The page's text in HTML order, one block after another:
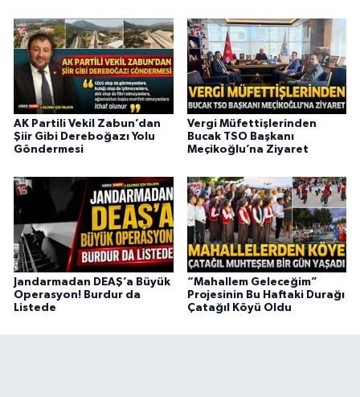
AK Partili Vekil Zabun’dan
Şiir Gibi Dereboğazı Yolu
Göndermesi
Vergi Müfettişlerinden
Bucak TSO Başkanı
Meçikoğlu’na Ziyaret
Jandarmadan DEAŞ’a Büyük
Operasyon! Burdur da
Listede
“Mahallem Geleceğim”
Projesinin Bu Haftaki Durağı
Çatağıl Köyü Oldu